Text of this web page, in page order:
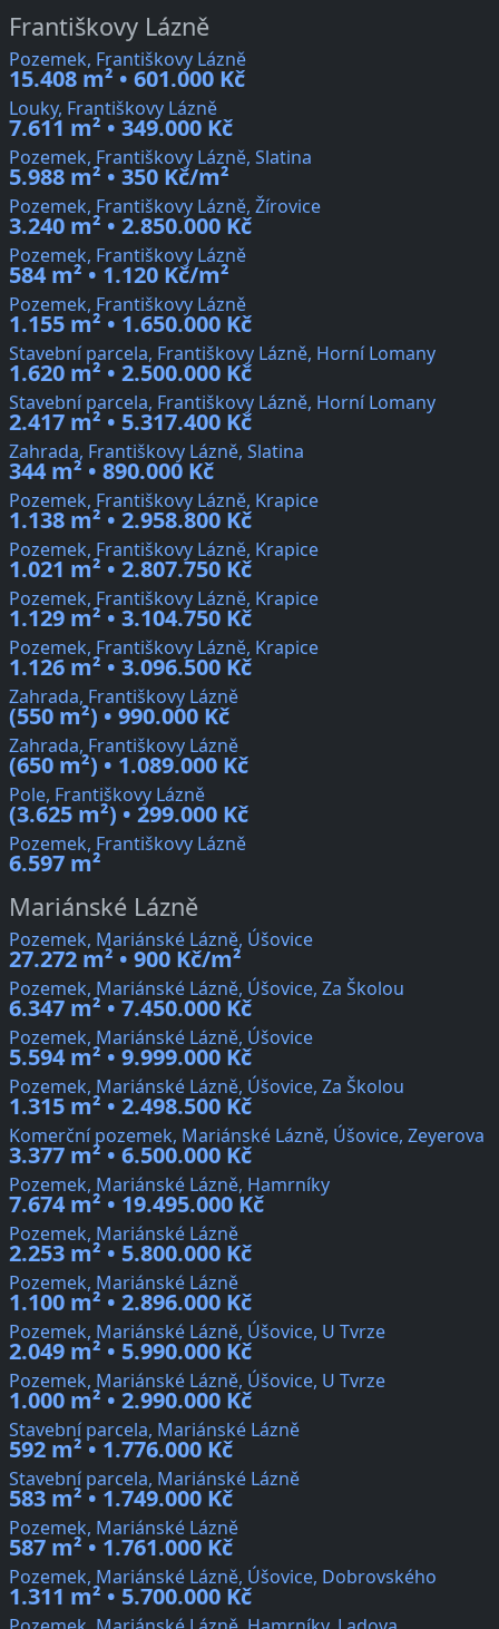
Františkovy Lázně
Pozemek, Františkovy Lázně
15.408 m² • 601.000 Kč
Louky, Františkovy Lázně
7.611 m² • 349.000 Kč
Pozemek, Františkovy Lázně, Slatina
5.988 m² • 350 Kč/m²
Pozemek, Františkovy Lázně, Žírovice
3.240 m² • 2.850.000 Kč
Pozemek, Františkovy Lázně
584 m² • 1.120 Kč/m²
Pozemek, Františkovy Lázně
1.155 m² • 1.650.000 Kč
Stavební parcela, Františkovy Lázně, Horní Lomany
1.620 m² • 2.500.000 Kč
Stavební parcela, Františkovy Lázně, Horní Lomany
2.417 m² • 5.317.400 Kč
Zahrada, Františkovy Lázně, Slatina
344 m² • 890.000 Kč
Pozemek, Františkovy Lázně, Krapice
1.138 m² • 2.958.800 Kč
Pozemek, Františkovy Lázně, Krapice
1.021 m² • 2.807.750 Kč
Pozemek, Františkovy Lázně, Krapice
1.129 m² • 3.104.750 Kč
Pozemek, Františkovy Lázně, Krapice
1.126 m² • 3.096.500 Kč
Zahrada, Františkovy Lázně
(550 m²) • 990.000 Kč
Zahrada, Františkovy Lázně
(650 m²) • 1.089.000 Kč
Pole, Františkovy Lázně
(3.625 m²) • 299.000 Kč
Pozemek, Františkovy Lázně
6.597 m²
Mariánské Lázně
Pozemek, Mariánské Lázně, Úšovice
27.272 m² • 900 Kč/m²
Pozemek, Mariánské Lázně, Úšovice, Za Školou
6.347 m² • 7.450.000 Kč
Pozemek, Mariánské Lázně, Úšovice
5.594 m² • 9.999.000 Kč
Pozemek, Mariánské Lázně, Úšovice, Za Školou
1.315 m² • 2.498.500 Kč
Komerční pozemek, Mariánské Lázně, Úšovice, Zeyerova
3.377 m² • 6.500.000 Kč
Pozemek, Mariánské Lázně, Hamrníky
7.674 m² • 19.495.000 Kč
Pozemek, Mariánské Lázně
2.253 m² • 5.800.000 Kč
Pozemek, Mariánské Lázně
1.100 m² • 2.896.000 Kč
Pozemek, Mariánské Lázně, Úšovice, U Tvrze
2.049 m² • 5.990.000 Kč
Pozemek, Mariánské Lázně, Úšovice, U Tvrze
1.000 m² • 2.990.000 Kč
Stavební parcela, Mariánské Lázně
592 m² • 1.776.000 Kč
Stavební parcela, Mariánské Lázně
583 m² • 1.749.000 Kč
Pozemek, Mariánské Lázně
587 m² • 1.761.000 Kč
Pozemek, Mariánské Lázně, Úšovice, Dobrovského
1.311 m² • 5.700.000 Kč